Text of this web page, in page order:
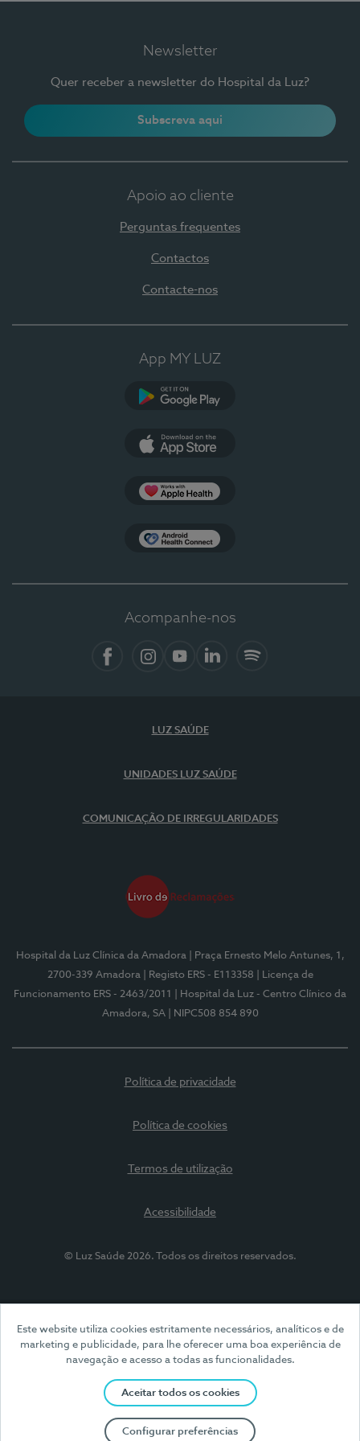
Este website utiliza cookies estritamente necessários, analíticos e de
marketing e publicidade, para lhe oferecer uma boa experiência de
navegação e acesso a todas as funcionalidades.
Aceitar todos os cookies
Configurar preferências
Newsletter
Quer receber a newsletter do Hospital da Luz?
Subscreva aqui
Apoio ao cliente
Perguntas frequentes
Contactos
Contacte-nos
App MY LUZ
Acompanhe-nos
LUZ SAÚDE
UNIDADES LUZ SAÚDE
COMUNICAÇÃO DE IRREGULARIDADES
Hospital da Luz Clínica da Amadora
| Praça Ernesto Melo Antunes, 1,
2700-339 Amadora
| Registo ERS - E113358
| Licença de
Funcionamento ERS - 2463/2011
| Hospital da Luz - Centro Clínico da
Amadora, SA
| NIPC508 854 890
Política de privacidade
Política de cookies
Termos de utilização
Acessibilidade
© Luz Saúde 2026. Todos os direitos reservados.